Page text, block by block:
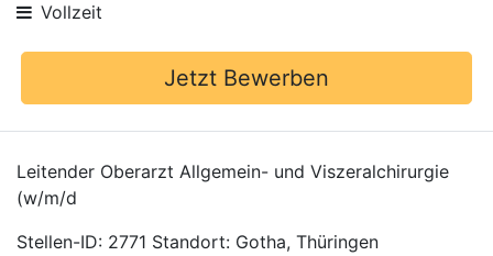
Vollzeit
Jetzt Bewerben
Leitender Oberarzt Allgemein- und Viszeralchirurgie
(w/m/d
Stellen-ID: 2771 Standort: Gotha, Thüringen